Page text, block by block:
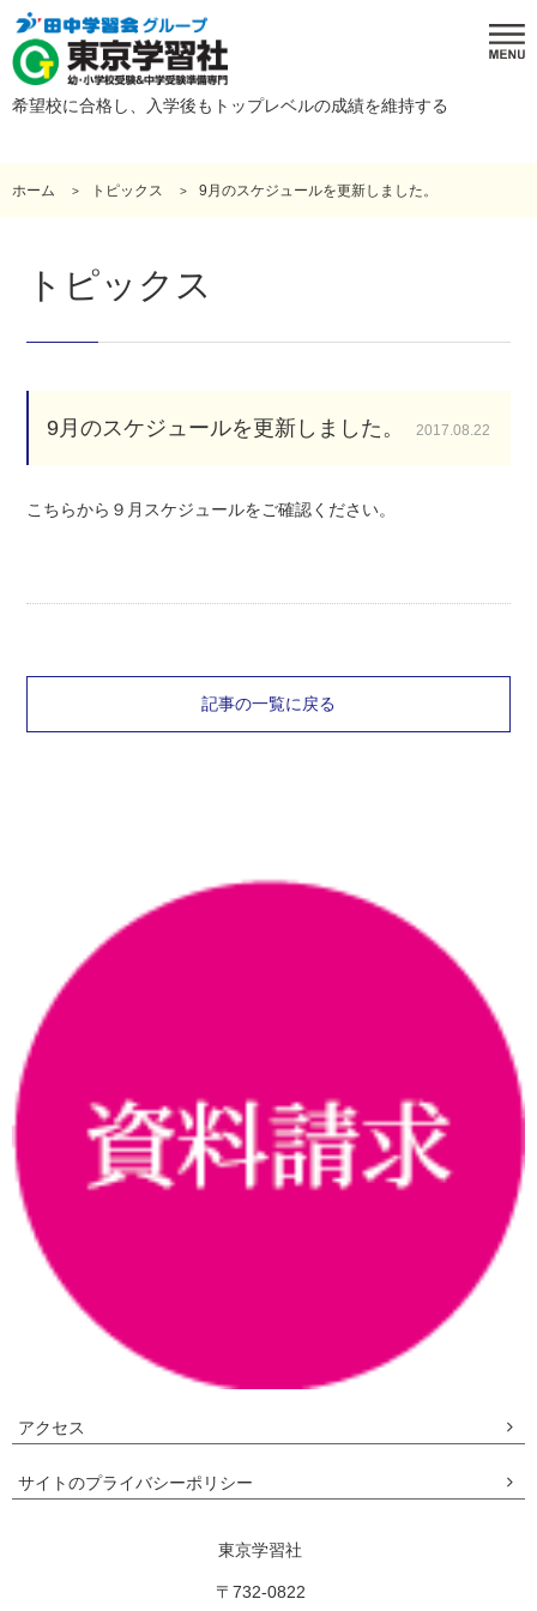
希望校に合格し、入学後もトップレベルの成績を維持する
ホーム トピックス 9月のスケジュールを更新しました。
トピックス
9月のスケジュールを更新しました。 2017.08.22
こちらから９月スケジュールをご確認ください。
記事の一覧に戻る
アクセス
サイトのプライバシーポリシー
東京学習社
〒732-0822